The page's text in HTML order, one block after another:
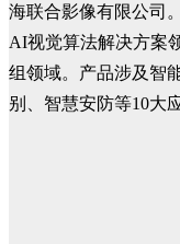
海联合影像有限公司
AI视觉算法解决方案
组领域。产品涉及智
别、智慧安防等10大